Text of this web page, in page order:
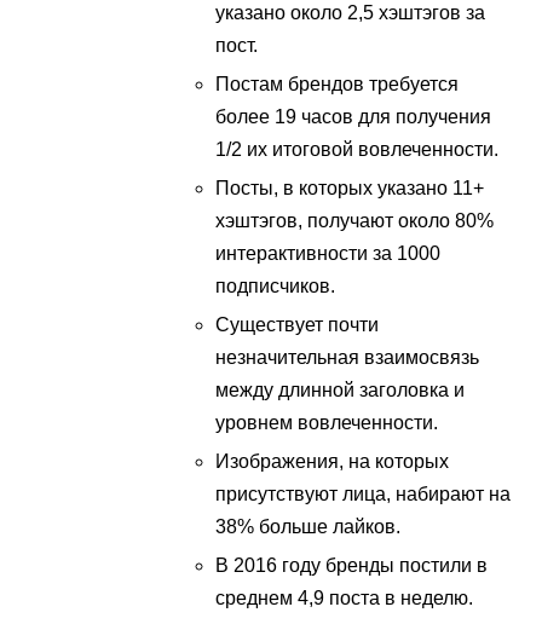
указано около 2,5 хэштэгов за
пост.
Постам брендов требуется
более 19 часов для получения
1/2 их итоговой вовлеченности.
Посты, в которых указано 11+
хэштэгов, получают около 80%
интерактивности за 1000
подписчиков.
Существует почти
незначительная взаимосвязь
между длинной заголовка и
уровнем вовлеченности.
Изображения, на которых
присутствуют лица, набирают на
38% больше лайков.
В 2016 году бренды постили в
среднем 4,9 поста в неделю.